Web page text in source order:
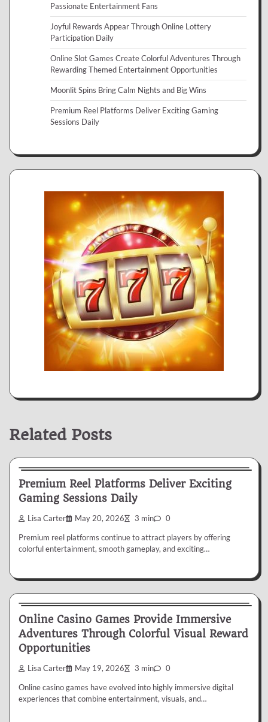
Passionate Entertainment Fans
Joyful Rewards Appear Through Online Lottery
Participation Daily
Online Slot Games Create Colorful Adventures Through
Rewarding Themed Entertainment Opportunities
Moonlit Spins Bring Calm Nights and Big Wins
Premium Reel Platforms Deliver Exciting Gaming
Sessions Daily
Related Posts
Casino
Premium Reel Platforms Deliver Exciting
Gaming Sessions Daily
Lisa Carter May 20, 2026 3 min 0
Premium reel platforms continue to attract players by offering
colorful entertainment, smooth gameplay, and exciting…
Casino
Online Casino Games Provide Immersive
Adventures Through Colorful Visual Reward
Opportunities
Lisa Carter May 19, 2026 3 min 0
Online casino games have evolved into highly immersive digital
experiences that combine entertainment, visuals, and…